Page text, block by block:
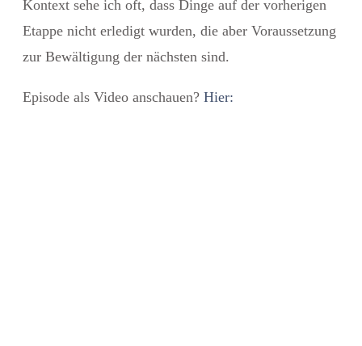
Kontext sehe ich oft, dass Dinge auf der vorherigen
Etappe nicht erledigt wurden, die aber Voraussetzung
zur Bewältigung der nächsten sind.
Episode als Video anschauen? Hier: